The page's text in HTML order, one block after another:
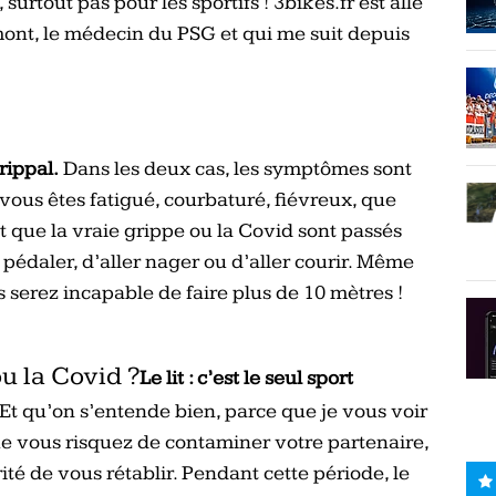
le médecin du PSG et qui me suit depuis
Dans les deux cas, les symptômes sont
êtes fatigué, courbaturé, fiévreux, que
que la vraie grippe ou la Covid sont passés
d’aller nager ou d’aller courir. Même
serez incapable de faire plus de 10 mètres !
la Covid ?Le lit : c’est le seul sport
qu’on s’entende bien, parce que je vous voir
vous risquez de contaminer votre partenaire,
de vous rétablir. Pendant cette période, le